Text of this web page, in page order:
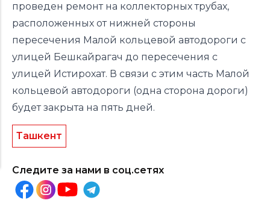
проведен ремонт на коллекторных трубах,
расположенных от нижней стороны
пересечения Малой кольцевой автодороги с
улицей Бешкайрагач до пересечения с
улицей Истирохат. В связи с этим часть Малой
кольцевой автодороги (одна сторона дороги)
будет закрыта на пять дней.
Ташкент
Следите за нами в соц.сетях